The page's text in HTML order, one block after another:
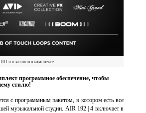
и плагинов в комплекте
программное обеспечение, чтобы
стилю!
с программным пакетом, в котором есть все
музыкальной студии. AIR 192 | 4 включает в